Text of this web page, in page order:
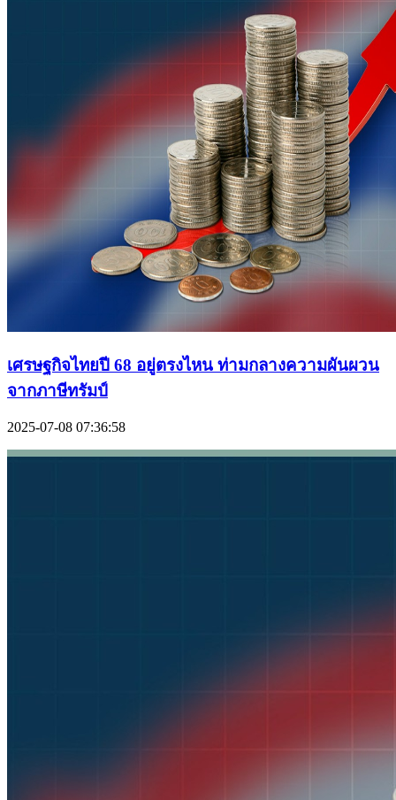
เศรษฐกิจไทยปี 68 อยู่ตรงไหน ท่ามกลางความผันผวน
จากภาษีทรัมป์
2025-07-08 07:36:58